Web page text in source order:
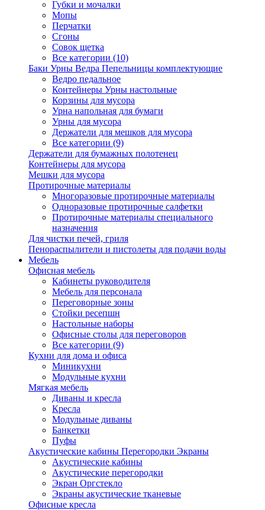
Губки и мочалки
Мопы
Перчатки
Сгоны
Совок щетка
Все категории (10)
Баки Урны Ведра Пепельницы комплектующие
Ведро педальное
Контейнеры Урны настольные
Корзины для мусора
Урна напольная для бумаги
Урны для мусора
Держатели для мешков для мусора
Все категории (9)
Держатели для бумажных полотенец
Контейнеры для мусора
Мешки для мусора
Протирочные материалы
Многоразовые протирочные материалы
Одноразовые протирочные салфетки
Протирочные материалы специального
назначения
Для чистки печей, гриля
Пенораспылители и пистолеты для подачи воды
Мебель
Офисная мебель
Кабинеты руководителя
Мебель для персонала
Переговорные зоны
Стойки ресепшн
Настольные наборы
Офисные столы для переговоров
Все категории (9)
Кухни для дома и офиса
Миникухни
Модульные кухни
Мягкая мебель
Диваны и кресла
Кресла
Модульные диваны
Банкетки
Пуфы
Акустические кабины Перегородки Экраны
Акустические кабины
Акустические перегородки
Экран Оргстекло
Экраны акустические тканевые
Офисные кресла